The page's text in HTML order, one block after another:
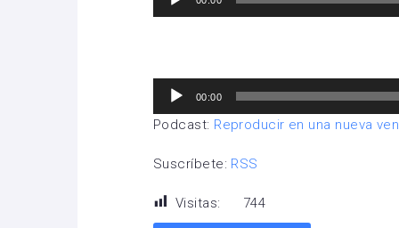
Reproductor
audio
00:00
Podcast: Reproducir en una nueva
Suscríbete: RSS
Visitas: 744